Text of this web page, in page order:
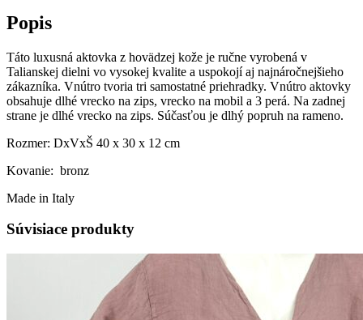
Popis
Táto luxusná aktovka z hovädzej kože je ručne vyrobená v
Talianskej dielni vo vysokej kvalite a uspokojí aj najnáročnejšieho
zákazníka. Vnútro tvoria tri samostatné priehradky. Vnútro aktovky
obsahuje dlhé vrecko na zips, vrecko na mobil a 3 perá. Na zadnej
strane je dlhé vrecko na zips. Súčasťou je dlhý popruh na rameno.
Rozmer: DxVxŠ 40 x 30 x 12 cm
Kovanie: bronz
Made in Italy
Súvisiace produkty